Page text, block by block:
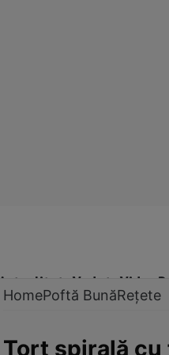
Actualitate Vedete Video
HomePoftă BunăRețete
Tort spirală